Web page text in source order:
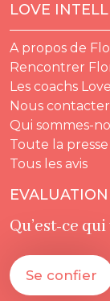
LOVE
A propos de
Rencontrer
Les coachs
Nous contacter
Qui sommes-
Toute la presse
Tous les avis
EVALUATION
Qu’est-ce
Se confier